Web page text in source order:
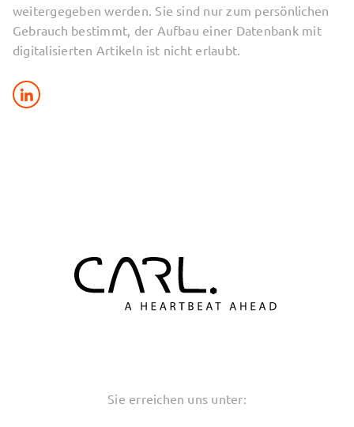
weitergegeben werden. Sie sind nur zum persönlichen
Gebrauch bestimmt, der Aufbau einer Datenbank mit
digitalisierten Artikeln ist nicht erlaubt.
Sie erreichen uns unter: